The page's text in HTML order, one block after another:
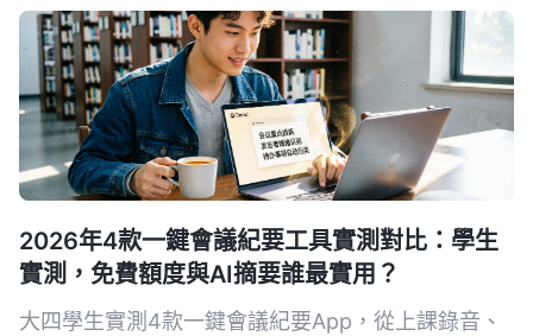
2026年4款一鍵會議紀要工具實測對比：學生
實測，免費額度與AI摘要誰最實用？
大四學生實測4款一鍵會議紀要App，從上課錄音、